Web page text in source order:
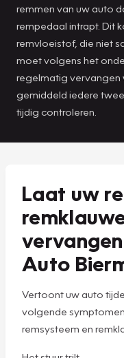
remmen van uw auto
rempedaal intrapt. Dit
remvloeistof, die niet
moet volgens het
regelmatig vervangen
gemiddeld iedere
tijdig controleren.
Laat uw
Auto
Vertoont uw auto
volgende
remsysteem en